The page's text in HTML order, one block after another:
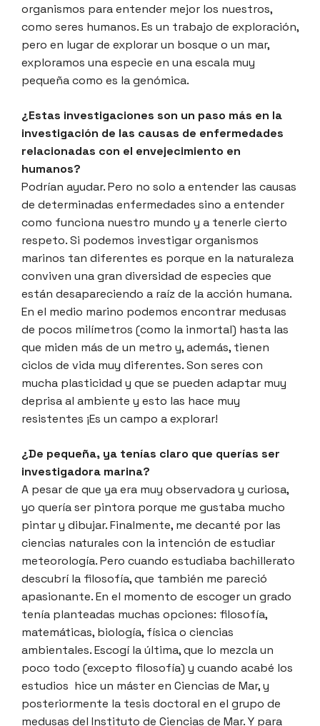
organismos para entender mejor los nuestros,
como seres humanos. Es un trabajo de exploración,
pero en lugar de explorar un bosque o un mar,
exploramos una especie en una escala muy
pequeña como es la genómica.
¿Estas investigaciones son un paso más en la
investigación de las causas de enfermedades
relacionadas con el envejecimiento en
humanos?
Podrían ayudar. Pero no solo a entender las causas
de determinadas enfermedades sino a entender
como funciona nuestro mundo y a tenerle cierto
respeto. Si podemos investigar organismos
marinos tan diferentes es porque en la naturaleza
conviven una gran diversidad de especies que
están desapareciendo a raíz de la acción humana.
En el medio marino podemos encontrar medusas
de pocos milímetros (como la inmortal) hasta las
que miden más de un metro y, además, tienen
ciclos de vida muy diferentes. Son seres con
mucha plasticidad y que se pueden adaptar muy
deprisa al ambiente y esto las hace muy
resistentes ¡Es un campo a explorar!
¿De pequeña, ya tenías claro que querías ser
investigadora marina?
A pesar de que ya era muy observadora y curiosa,
yo quería ser pintora porque me gustaba mucho
pintar y dibujar. Finalmente, me decanté por las
ciencias naturales con la intención de estudiar
meteorología. Pero cuando estudiaba bachillerato
descubrí la filosofía, que también me pareció
apasionante. En el momento de escoger un grado
tenía planteadas muchas opciones: filosofía,
matemáticas, biología, física o ciencias
ambientales. Escogí la última, que lo mezcla un
poco todo (excepto filosofía) y cuando acabé los
estudios hice un máster en Ciencias de Mar, y
posteriormente la tesis doctoral en el grupo de
medusas del Instituto de Ciencias de Mar. Y para